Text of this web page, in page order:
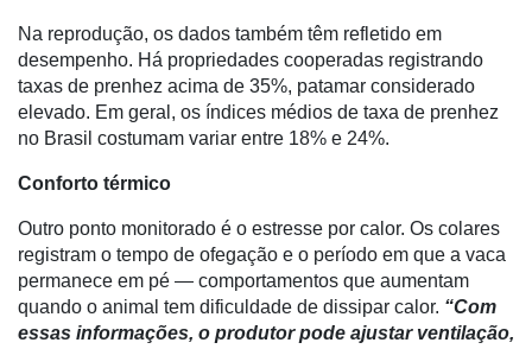
Netrin
Néctar
Tecprime
Agro
Lean
Consulting
Manager
ONE
Na reprodução, os dados também têm refletido em
desempenho. Há propriedades cooperadas registrando
taxas de prenhez acima de 35%, patamar considerado
elevado. Em geral, os índices médios de taxa de prenhez
no Brasil costumam variar entre 18% e 24%.
Conforto térmico
Outro ponto monitorado é o estresse por calor. Os colares
registram o tempo de ofegação e o período em que a vaca
permanece em pé — comportamentos que aumentam
quando o animal tem dificuldade de dissipar calor. “Com
essas informações, o produtor pode ajustar ventilação,